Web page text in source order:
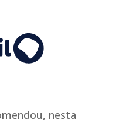
nesta